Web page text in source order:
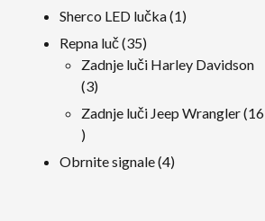
izdelki
Sherco LED lučka 11
Repna luč 3535
izdelki
Zadnje luči Harley Davidson
33
izdelki
Zadnje luči Jeep Wrangler 16
16
izdelki
Obrnite signale 44